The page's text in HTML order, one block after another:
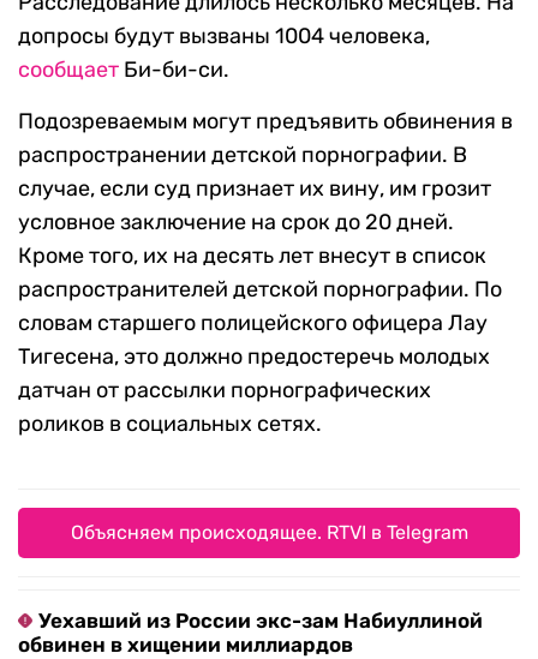
допросы будут вызваны 1004 человека,
сообщает Би-би-си.
Подозреваемым могут предъявить обвинения в
распространении детской порнографии. В
случае, если суд признает их вину, им грозит
условное заключение на срок до 20 дней.
Кроме того, их на десять лет внесут в список
распространителей детской порнографии. По
словам старшего полицейского офицера Лау
Тигесена, это должно предостеречь молодых
датчан от рассылки порнографических
роликов в социальных сетях.
Объясняем происходящее. RTVI в Telegram
Уехавший из России экс-зам Набиуллиной
обвинен в хищении миллиардов